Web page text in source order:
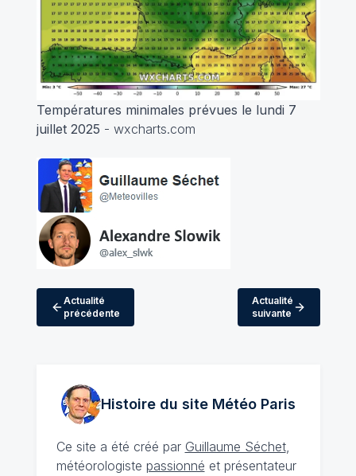
Températures minimales prévues le lundi 7
juillet 2025 - wxcharts.com
Actualité
précédente
Actualité
suivante
Histoire du site MétéoParis
Ce site a été créé par Guillaume Séchet,
météorologiste passionné et présentateur